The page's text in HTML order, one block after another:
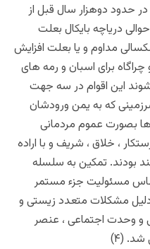
در حدود دوهزار سال قبل از
دریاچه بایکال بعلت
مداوم و یا بعلت افزایش
برای اسبان و رمه های
این اقوام در سه جهت
که به یمن ورودشان
ها بصورت عموم مردمانی
، خلاق ، شریف و با اراده
بودند. تمکین به سلسله
مسئولیت جزء مستمر
مشکلات متعدد زیستی و
و وحدت اجتماعی ، عنصر
(۴)